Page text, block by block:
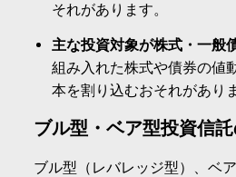
それがあります。
主な投資対象が株式・一般
組み入れた株式や債券の値
本を割り込むおそれがあり
ブル型・ベア型投資信
ブル型（レバレッジ型）、ベ